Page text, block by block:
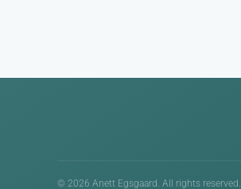
© 2026 Anett Egsgaard. All rights reserved.